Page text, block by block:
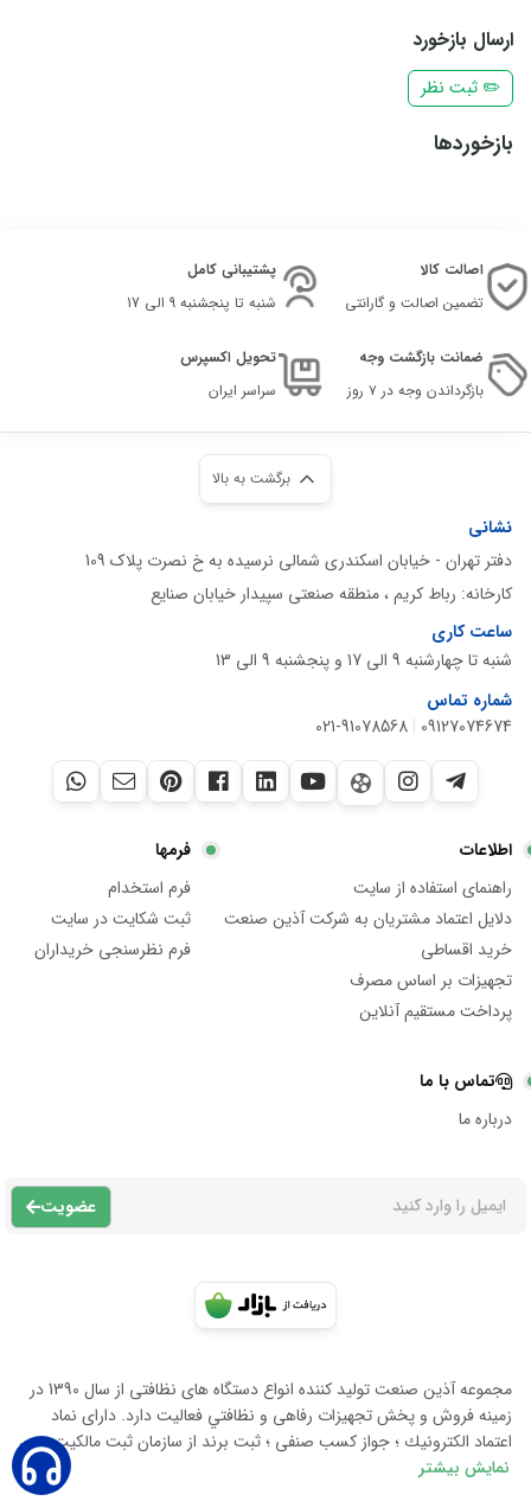
ارسال بازخورد
✏️ ثبت نظر
بازخوردها
اصالت کالا
تضمین اصالت و گارانتی
پشتیبانی کامل
شنبه تا پنجشنبه 9 الی 17
ضمانت بازگشت وجه
بازگرداندن وجه در ۷ روز
تحویل اکسپرس
سراسر ایران
برگشت به بالا
نشانی
دفتر تهران - خیابان اسکندری شمالی نرسیده به خ نصرت پلاک 109
کارخانه: رباط کریم ، منطقه صنعتی سپیدار خیابان صنایع
ساعت کاری
شنبه تا چهارشنبه 9 الی 17 و پنجشنبه 9 الی 13
شماره تماس
09127074674
|
021-91078568
اطلاعات
راهنمای استفاده از سایت
دلایل اعتماد مشتریان به شرکت آذین صنعت
خرید اقساطی
تجهیزات بر اساس مصرف
پرداخت مستقیم آنلاین
فرمها
فرم استخدام
ثبت شکایت در سایت
فرم نظرسنجی خریداران
تماس با ما
درباره ما
عضویت
مجموعه آذين صنعت توليد كننده انواع دستگاه هاى نظافتى از سال 1390 در
زمينه فروش و پخش تجهيزات رفاهى و نظافتي فعاليت دارد. داراى نماد
اعتماد الكترونيك ؛ جواز كسب صنفى ؛ ثبت برند از سازمان ثبت مالكيت معن
نمایش بیشتر